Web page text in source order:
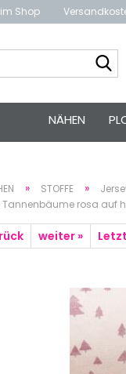
Shop
NÄHEN
» STOFFE »
rosa auf
weiter »